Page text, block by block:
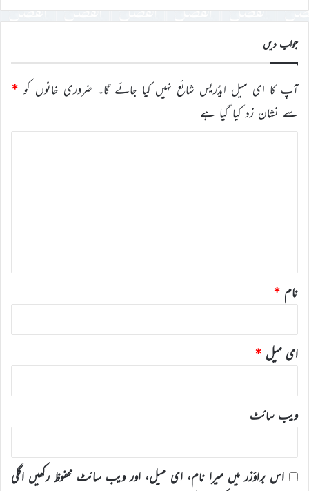
درج
کریں
جواب دیں
آپ کا ای میل ایڈریس شائع نہیں کیا جائے گا۔ ضروری خانوں کو *
سے نشان زد کیا گیا ہے
نام *
ای میل *
ویب‌ سائٹ
اس براؤزر میں میرا نام، ای میل، اور ویب سائٹ محفوظ رکھیں اگلی